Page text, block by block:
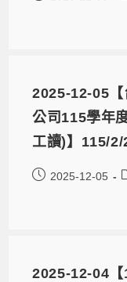
2025-12-05【
公司115學年
工讀)】115/2/
2025-12-05
2025-12-04【